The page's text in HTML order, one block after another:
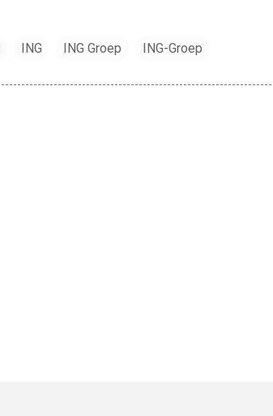
ING ING Groep ING-Groep